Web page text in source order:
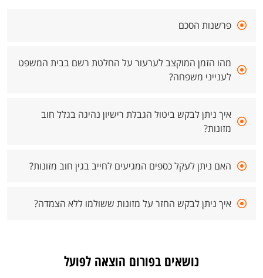
פרשנות הסכם
מהו הזמן המוקצב לערעור על החלטת רשם בבית המשפט
לענייני משפחה?
איך ניתן לבקש ביטול הגבלת רישיון נהיגה בגלל חוב
מזונות?
האם ניתן לעקל כספים המגיעים לחייב בגין חוב מזונות?
איך ניתן לבקש החזר על מזונות ששולמו ללא הצמדה?
נושאים בפורום הוצאה לפועל